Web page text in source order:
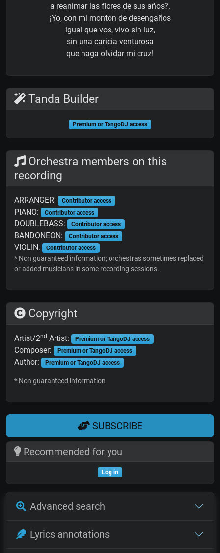
a reanimar las flores de sus años?.
¡Yo, con mi montón de desengaños
igual que vos, vivo sin luz,
sin una caricia venturosa
que haga olvidar mi cruz!
Tanda Builder
Premium or TangoDJ access
Orchestra members on this
recording
ARRANGER: Contributor access
PIANO: Contributor access
DOUBLEBASS: Contributor access
BANDONEON: Contributor access
VIOLIN: Contributor access
* Non guaranteed information; orchestras sometimes replaced
or added musicians in some recording sessions.
Copyright
Artist/2nd Artist: Premium or TangoDJ access
Composer: Premium or TangoDJ access
Author: Premium or TangoDJ access
* Non guaranteed information
SUBSCRIBE
Recommended for you
Log in
Advanced search
Lyrics annotations